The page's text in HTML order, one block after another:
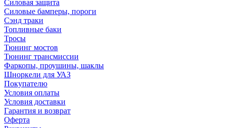
Силовая защита
Силовые бамперы, пороги
Сэнд траки
Топливные баки
Тросы
Тюнинг мостов
Тюнинг трансмиссии
Фаркопы, проушины, шаклы
Шноркели для УАЗ
Покупателю
Условия оплаты
Условия доставки
Гарантия и возврат
Оферта